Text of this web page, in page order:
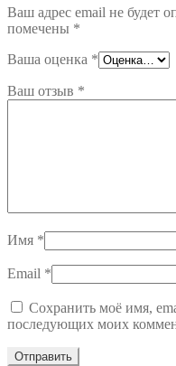
Ваш адрес email не будет
помечены *
Ваша оценка *
Ваш отзыв *
Имя *
Email *
Сохранить моё имя,
последующих моих